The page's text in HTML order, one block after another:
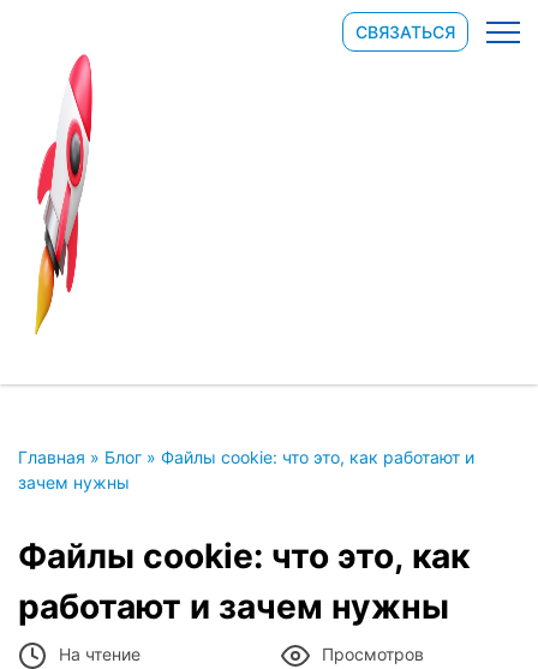
СВЯЗАТЬСЯ
Главная » Блог » Файлы cookie: что это, как работают и
зачем нужны
Файлы cookie: что это, как
работают и зачем нужны
На чтение
Просмотров